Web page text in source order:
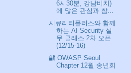
6시30분, 강남비치)
에 많은 관심과 참...
시큐리티플러스와 함께
하는 AI Security 실
무 클래스 2차 오픈
(12/15-16)
🔐 OWASP Seoul
Chapter 12월 송년회